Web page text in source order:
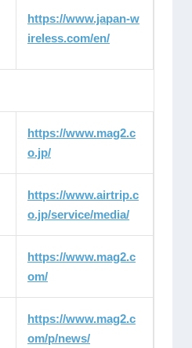
https://www.japan-w
ireless.com/en/
https://www.mag2.c
o.jp/
https://www.airtrip.c
o.jp/service/media/
https://www.mag2.c
om/
https://www.mag2.c
om/p/news/